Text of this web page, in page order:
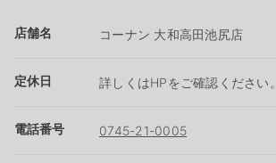
店舗名 コーナン 大和高田池尻店
定休日 詳しくはHPをご確認ください。
電話番号 0745-21-0005